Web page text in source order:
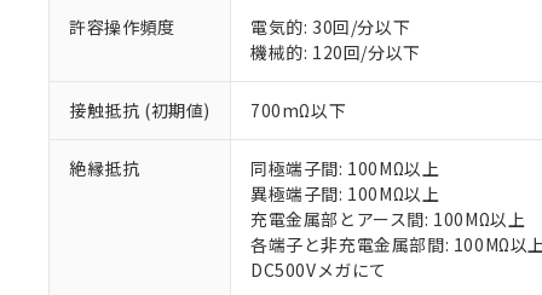
許容操作頻度
電気的: 30回/分以下
機械的: 120回/分以下
接触抵抗 (初期値) 700mΩ以下
絶縁抵抗
同極端子間: 100MΩ以上
異極端子間: 100MΩ以上
充電金属部とアース間: 100MΩ以上
各端子と非充電金属部間: 100MΩ以
DC500Vメガにて
以下の条件をお読
本サービス
くものです。
対応予定：EU
対応予定なし：
調査・確認中：
仕入先様の事情に
があります。
*EU RoHS指令（10物質
鉛(Pb) 1000ppm以下、
六価クロム(Cr(Ⅵ))
※1 中国
「○」：最大均質
「×」：最大均質
「－」：未確認で
当社は、こ
う）を輸出
記
説明